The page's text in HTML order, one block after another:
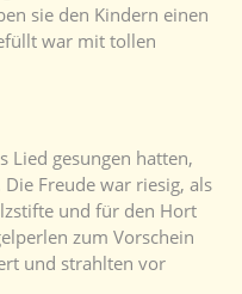
sie den Kindern einen
war mit tollen
Lied gesungen hatten,
Freude war riesig, als
und für den Hort
zum Vorschein
und strahlten vor